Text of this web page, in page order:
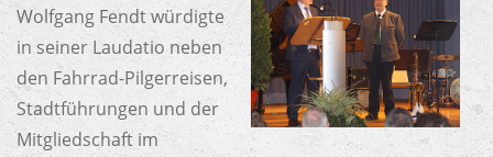
Wolfgang Fendt würdigte
in seiner Laudatio neben
den Fahrrad-Pilgerreisen,
Stadtführungen und der
Mitgliedschaft im